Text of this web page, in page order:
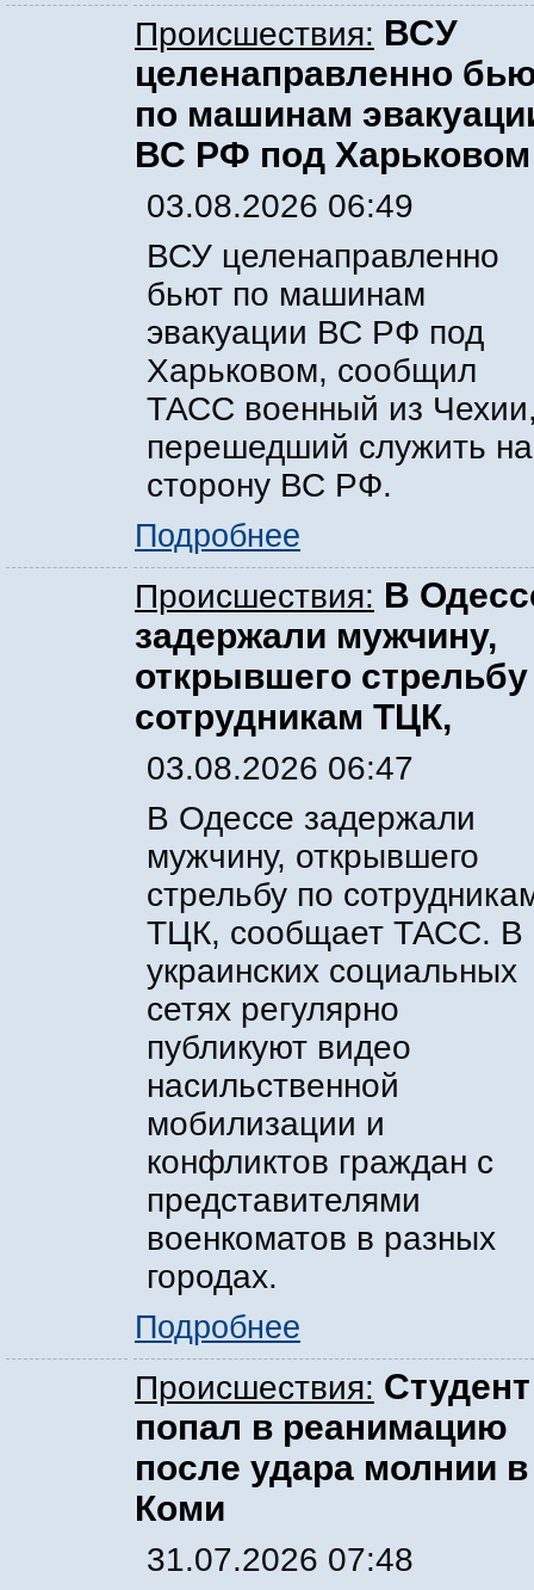
Происшествия: ВСУ
целенаправленно
по машинам
ВС РФ под Харьковом
03.08.2026 06:49
ВСУ целенаправленно
бьют по машинам
эвакуации ВС РФ под
Харьковом, сообщил
ТАСС военный из
перешедший служить на
сторону ВС РФ.
Подробнее
Происшествия: В
задержали мужчину,
открывшего
сотрудникам ТЦК,
03.08.2026 06:47
В Одессе задержали
мужчину, открывшего
стрельбу по
ТЦК, сообщает ТАСС. В
украинских социальных
сетях регулярно
публикуют видео
насильственной
мобилизации и
конфликтов граждан с
представителями
военкоматов в разных
городах.
Подробнее
Происшествия: Студент
попал в реанимацию
после удара молнии в
Коми
31.07.2026 07:48